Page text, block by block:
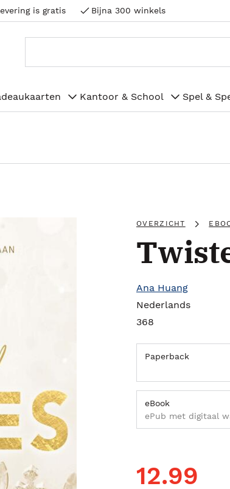
is gratis Bijna 300 winkels
Kantoor & School Spel &
OVERZICHT
Ana Huang
Nederlands
368
Paperback
eBook
ePub met digitaal
12.99